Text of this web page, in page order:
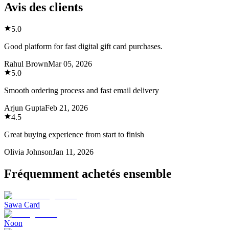
Avis des clients
5.0
Good platform for fast digital gift card purchases.
Rahul BrownMar 05, 2026
5.0
Smooth ordering process and fast email delivery
Arjun GuptaFeb 21, 2026
4.5
Great buying experience from start to finish
Olivia JohnsonJan 11, 2026
Fréquemment achetés ensemble
Sawa Card
Noon